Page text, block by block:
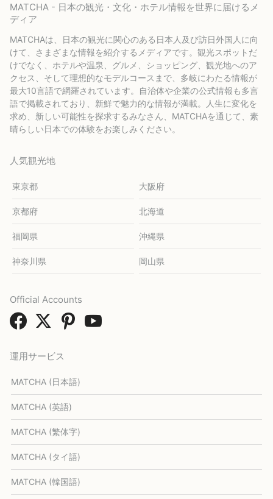
MATCHA - 日本の観光・文化・ホテル情報を世界に届けるメ
ディア
MATCHAは、日本の観光に関心のある日本人及び訪日外国人に向
けて、さまざまな情報を紹介するメディアです。観光スポットだ
けでなく、ホテルや温泉、グルメ、ショッピング、観光地へのア
クセス、そして理想的なモデルコースまで、多岐にわたる情報が
最大10言語で網羅されています。自治体や企業の公式情報も多言
語で掲載されており、新鮮で魅力的な情報が満載。人生に変化を
求め、新しい可能性を探求するみなさん、MATCHAを通じて、素
晴らしい日本での体験をお楽しみください。
人気観光地
東京都 大阪府
京都府 北海道
福岡県 沖縄県
神奈川県 岡山県
運用サービス
MATCHA (日本語)
MATCHA (英語)
MATCHA (繁体字)
MATCHA (タイ語)
MATCHA (韓国語)
Official Accounts